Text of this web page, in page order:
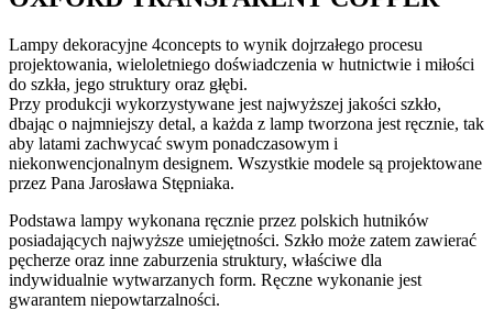
Lampy dekoracyjne 4concepts to wynik dojrzałego procesu
projektowania, wieloletniego doświadczenia w hutnictwie i miłości
do szkła, jego struktury oraz głębi.
Przy produkcji wykorzystywane jest najwyższej jakości szkło,
dbając o najmniejszy detal, a każda z lamp tworzona jest ręcznie, tak
aby latami zachwycać swym ponadczasowym i
niekonwencjonalnym designem. Wszystkie modele są projektowane
przez Pana Jarosława Stępniaka.
Podstawa lampy wykonana ręcznie przez polskich hutników
posiadających najwyższe umiejętności. Szkło może zatem zawierać
pęcherze oraz inne zaburzenia struktury, właściwe dla
indywidualnie wytwarzanych form. Ręczne wykonanie jest
gwarantem niepowtarzalności.